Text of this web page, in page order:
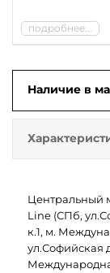
подробнее...
Наличие в
Центральный
Line (СПб,
к.1, м.
ул.Софийская